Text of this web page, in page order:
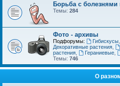
Борьба с болезнями
Темы: 284
Фото - архивы
Подфорумы: Гибискусы,
Декоративные растения
растения
Гераниевые,
Темы: 746
О